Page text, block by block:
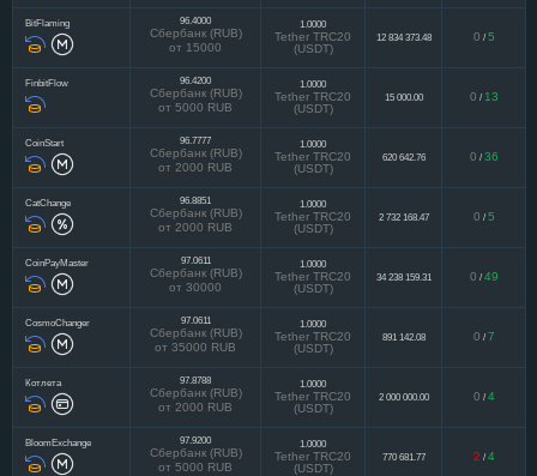
BitFlaming 96.4000
Сбербанк (RUB)
от 15000
1.0000
Tether TRC20
(USDT)
12 834 373.48 0 / 5
FinbitFlow 96.4200
Сбербанк (RUB)
от 5000 RUB
1.0000
Tether TRC20
(USDT)
15 000.00 0 / 13
CoinStart 96.7777
Сбербанк (RUB)
от 2000 RUB
1.0000
Tether TRC20
(USDT)
620 642.76 0 / 36
CatChange 96.8851
Сбербанк (RUB)
от 2000 RUB
1.0000
Tether TRC20
(USDT)
2 732 168.47 0 / 5
CoinPayMaster 97.0611
Сбербанк (RUB)
от 30000
1.0000
Tether TRC20
(USDT)
34 238 159.31 0 / 49
CosmoChanger 97.0611
Сбербанк (RUB)
от 35000 RUB
1.0000
Tether TRC20
(USDT)
891 142.08 0 / 7
Котлета 97.8788
Сбербанк (RUB)
от 2000 RUB
1.0000
Tether TRC20
(USDT)
2 000 000.00 0 / 4
BloomExchange 97.9200
Сбербанк (RUB)
от 5000 RUB
1.0000
Tether TRC20
(USDT)
770 681.77 2 / 4